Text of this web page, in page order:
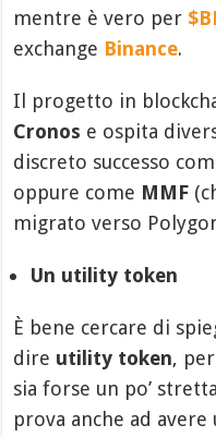
mentre è vero per
exchange Binance.
Il progetto in
Cronos e ospita
discreto successo
oppure come MMF
migrato verso
Un utility token
È bene cercare di
dire utility token,
sia forse un po’
prova anche ad